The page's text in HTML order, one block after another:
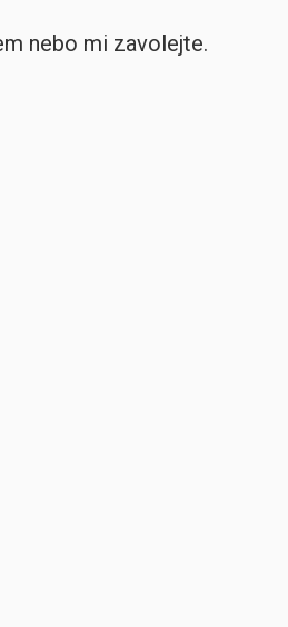
nebo mi zavolejte.